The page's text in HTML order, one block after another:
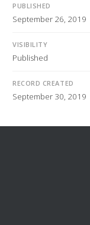
PUBLISHED
September 26, 2019
VISIBILITY
Published
RECORD CREATED
September 30, 2019